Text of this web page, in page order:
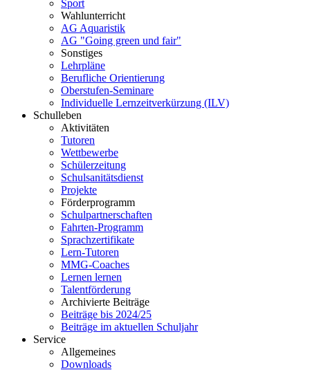
Sport
Wahlunterricht
AG Aquaristik
AG "Going green und fair"
Sonstiges
Lehrpläne
Berufliche Orientierung
Oberstufen-Seminare
Individuelle Lernzeitverkürzung (ILV)
Schulleben
Aktivitäten
Tutoren
Wettbewerbe
Schülerzeitung
Schulsanitätsdienst
Projekte
Förderprogramm
Schulpartnerschaften
Fahrten-Programm
Sprachzertifikate
Lern-Tutoren
MMG-Coaches
Lernen lernen
Talentförderung
Archivierte Beiträge
Beiträge bis 2024/25
Beiträge im aktuellen Schuljahr
Service
Allgemeines
Downloads